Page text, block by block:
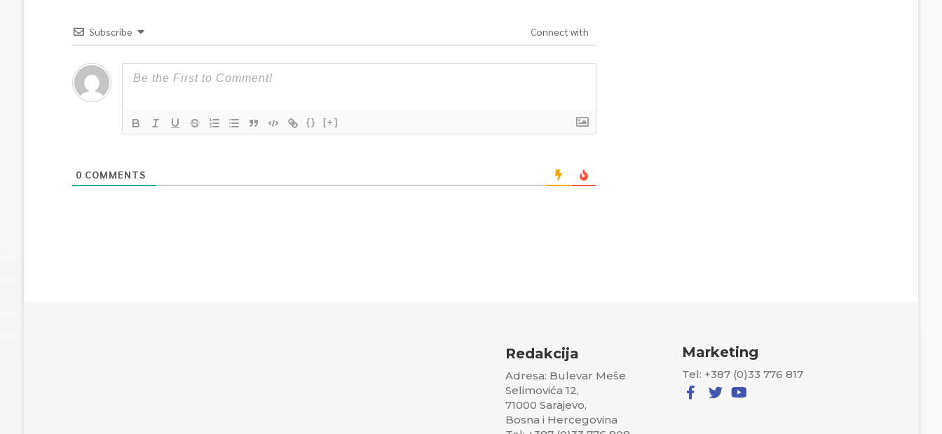
Subscribe Connect with
{} [+]
0 COMMENTS
Redakcija
Adresa: Bulevar Meše
Selimovića 12,
71000 Sarajevo,
Bosna i Hercegovina
Marketing
Tel: +387 (0)33 776 817